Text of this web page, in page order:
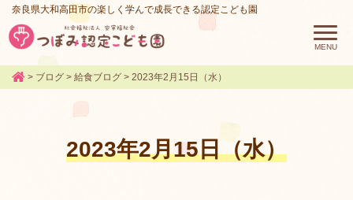
奈良県大和高田市の楽しく学んで成長できる認定こども園
> ブログ > 給食ブログ > 2023年2月15日（水）
2023年2月15日（水）